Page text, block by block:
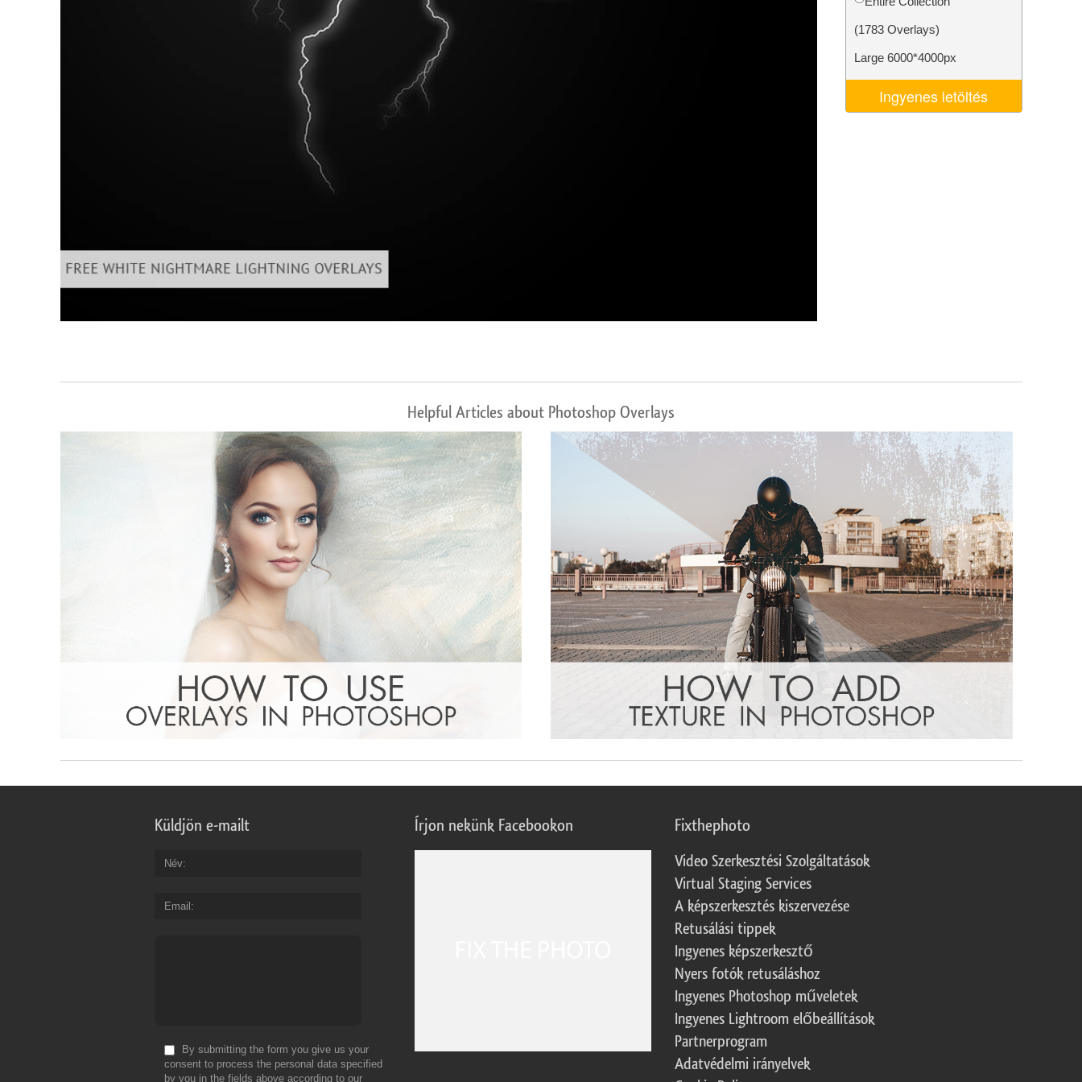
Dịch vụ chỉnh sửa sản phẩm
(1783 Overlays)
Large 6000*4000px
Ingyenes letöltés
Helpful Articles about Photoshop Overlays
Küldjön e-mailt
Név
Email
By submitting the form you give us your
consent to process the personal data specified
by you in the fields above according to our
Írjon nekünk Facebookon Fixthephoto
Video Szerkesztési Szolgáltatások
Virtual Staging Services
A képszerkesztés kiszervezése
Retusálási tippek
Ingyenes képszerkesztő
Nyers fotók retusáláshoz
Ingyenes Photoshop műveletek
Ingyenes Lightroom előbeállítások
Partnerprogram
Adatvédelmi irányelvek